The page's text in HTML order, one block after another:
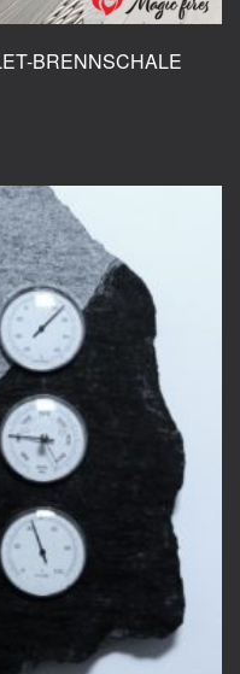
BRENNSCHALE